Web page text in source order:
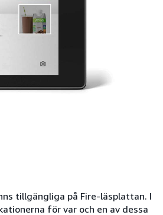
tillgängliga på Fire-läsplattan. I
för var och en av dessa